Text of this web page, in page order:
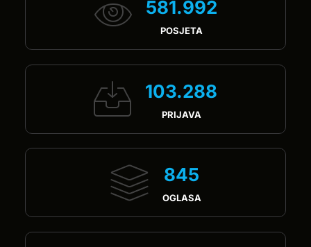
581.992
POSJETA
103.288
PRIJAVA
845
OGLASA